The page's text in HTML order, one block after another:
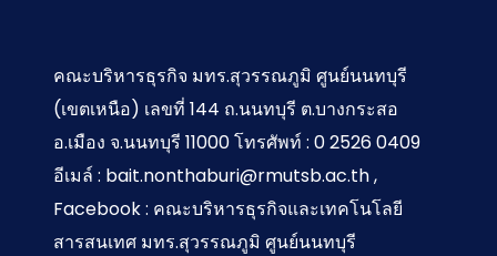
คณะบริหารธุรกิจ มทร.สุวรรณภูมิ ศูนย์นนทบุรี
(เขตเหนือ) เลขที่ 144 ถ.นนทบุรี ต.บางกระสอ
อ.เมือง จ.นนทบุรี 11000 โทรศัพท์ : 0 2526 0409
อีเมล์ : bait.nonthaburi@rmutsb.ac.th ,
Facebook : คณะบริหารธุรกิจและเทคโนโลยี
สารสนเทศ มทร.สุวรรณภูมิ ศูนย์นนทบุรี